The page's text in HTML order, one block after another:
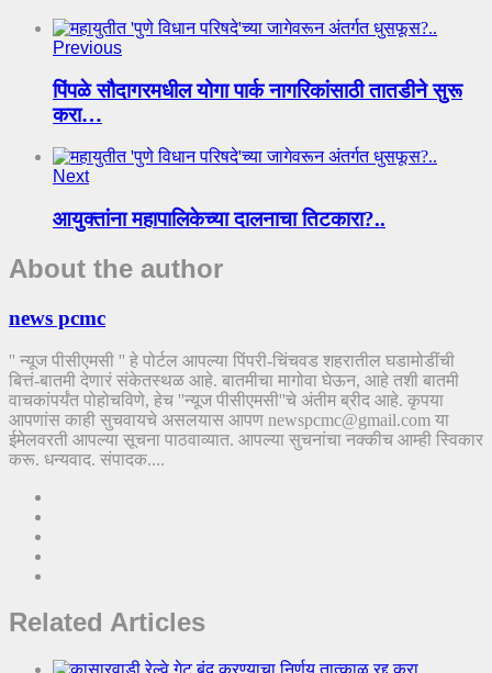
Previous
पिंपळे सौदागरमधील योगा पार्क नागरिकांसाठी तातडीने सुरू
करा…
Next
आयुक्तांना महापालिकेच्या दालनाचा तिटकारा?..
About the author
news pcmc
'' न्यूज पीसीएमसी '' हे पोर्टल आपल्या पिंपरी-चिंचवड शहरातील घडामोडींची
बित्तं-बातमी देणारं संकेतस्थळ आहे. बातमीचा मागोवा घेऊन, आहे तशी बातमी
वाचकांपर्यंत पोहोचविणे, हेच ''न्यूज पीसीएमसी''चे अंतीम ब्रीद आहे. कृपया
आपणांस काही सुचवायचे असलयास आपण newspcmc@gmail.com या
ईमेलवरती आपल्या सूचना पाठवाव्यात. आपल्या सुचनांचा नक्कीच आम्ही स्विकार
करू. धन्यवाद. संपादक....
Related Articles